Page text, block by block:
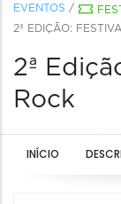
EVENTOS /
2ª EDIÇÃO:
2ª
Rock
INÍCIO